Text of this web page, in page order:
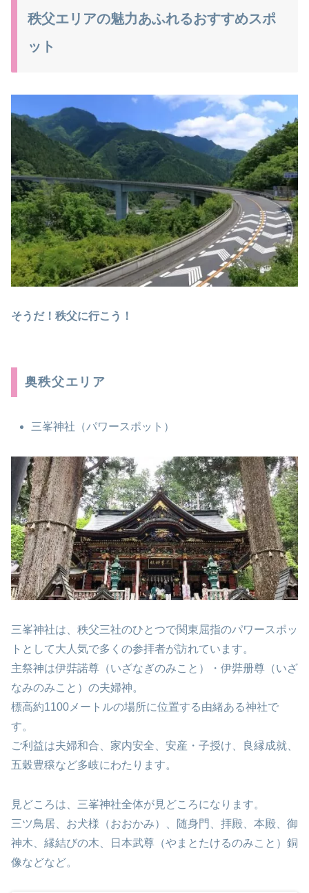
秩父エリアの魅力あふれるおすすめスポ
ット
そうだ！秩父に行こう！
奥秩父エリア
三峯神社（パワースポット）
三峯神社は、秩父三社のひとつで関東屈指のパワースポッ
トとして大人気で多くの参拝者が訪れています。
主祭神は伊弉諾尊（いざなぎのみこと）・伊弉册尊（いざ
なみのみこと）の夫婦神。
標高約1100メートルの場所に位置する由緒ある神社で
す。
ご利益は夫婦和合、家内安全、安産・子授け、良縁成就、
五穀豊穣など多岐にわたります。
見どころは、三峯神社全体が見どころになります。
三ツ鳥居、お犬様（おおかみ）、随身門、拝殿、本殿、御
神木、縁結びの木、日本武尊（やまとたけるのみこと）銅
像などなど。